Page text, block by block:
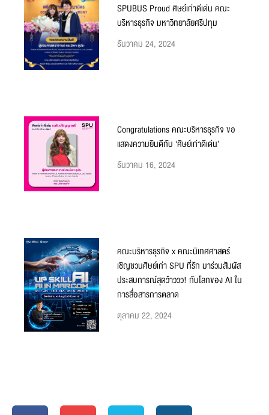
SPUBUS Proud ศิษย์เก่าดีเด่น คณะ
บริหารธุรกิจ มหาวิทยาลัยศรีปทุม
ธันวาคม 24, 2024
Congratulations คณะบริหารธุรกิจ ขอ
แสดงความยินดีกับ ‘ศิษย์เก่าดีเด่น’
ธันวาคม 16, 2024
คณะบริหารธุรกิจ x คณะนิเทศศาสตร์
เชิญชวนศิษย์เก่า SPU ที่รัก มาร่วมสัมผัส
ประสบการณ์สุดว้าววว! กับโลกของ AI ใน
การสื่อสารการตลาด
ตุลาคม 22, 2024